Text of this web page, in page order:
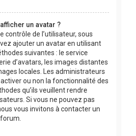
un avatar ?
contrôle de l’utilisateur, sous
ajouter un avatar en utilisant
suivantes : le service
d’avatars, les images distantes
locales. Les administrateurs
ou non la fonctionnalité des
qu’ils veuillent rendre
Si vous ne pouvez pas
vous invitons à contacter un